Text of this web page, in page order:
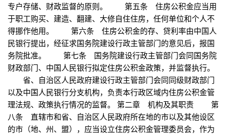
专户存储、财政监督的原则。 第五条 住房公积金应当用
于职工购买、建造、翻建、大修自住住房，任何单位和个人不
得挪作他用。 第六条 住房公积金的存、贷利率由中国人
民银行提出，经征求国务院建设行政主管部门的意见后，报国
务院批准。 第七条 国务院建设行政主管部门会同国务院
财政部门、中国人民银行拟定住房公积金政策，并监督执行。
省、自治区人民政府建设行政主管部门会同同级财政部门
以及中国人民银行分支机构，负责本行政区域内住房公积金管
理法规、政策执行情况的监督。 第二章 机构及其职责 第
八条 直辖市和省、自治区人民政府所在地的市以及其他设区
的市（地、州、盟），应当设立住房公积金管理委员会，作为